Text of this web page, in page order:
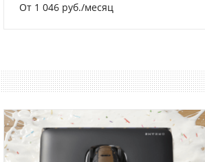
От 1 046 руб./месяц